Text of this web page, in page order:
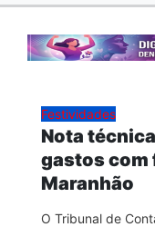
Festividades
Nota
gastos com
Maranhão
O Tribunal de